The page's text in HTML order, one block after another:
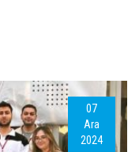
07
Ara
2024